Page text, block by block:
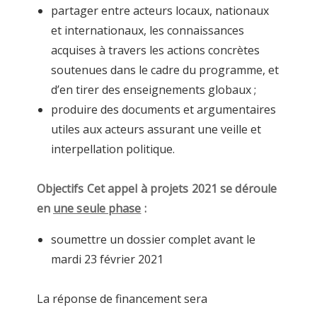
partager entre acteurs locaux, nationaux
et internationaux, les connaissances
acquises à travers les actions concrètes
soutenues dans le cadre du programme, et
d’en tirer des enseignements globaux ;
produire des documents et argumentaires
utiles aux acteurs assurant une veille et
interpellation politique.
Objectifs Cet appel à projets 2021 se déroule
en une seule phase :
soumettre un dossier complet avant le
mardi 23 février 2021
La réponse de financement sera